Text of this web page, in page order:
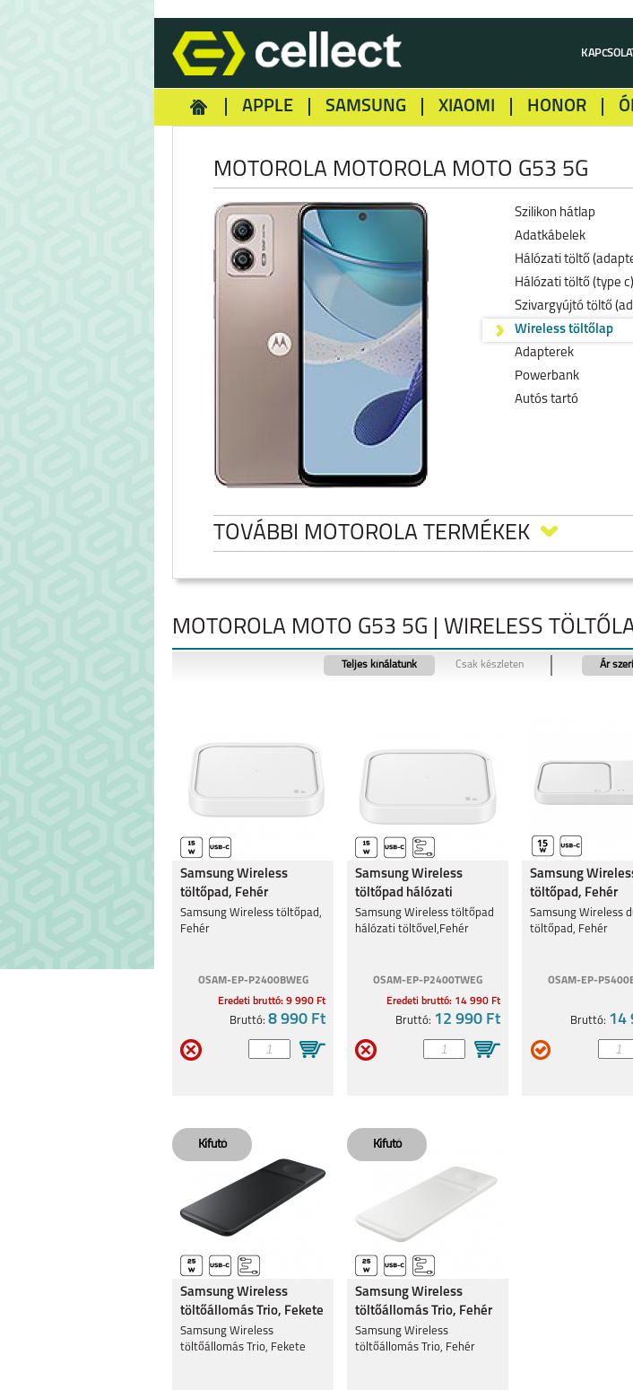
APPLE SAMSUNG XIAOMI HONOR
MOTOROLA MOTOROLA MOTO G53 5G
Szilikon hátlap
Adatkábelek
Hálózati töltő
Hálózati töltő (type c)
Szivargyújtó töltő
Wireless töltőlap
Adapterek
Powerbank
Autós tartó
TOVÁBBI MOTOROLA TERMÉKEK
MOTOROLA MOTO
G34 5G
MOTOROLA G84 5G MOTOROLA G54 5G
MOTOROLA
G53 5G
5G
MOTOROLA MOTO G53 5G | WIRELESS
Teljes kínálatunk Csak készleten Ár
Samsung Wireless
töltőpad, Fehér
Samsung Wireless töltőpad,
Fehér
OSAM-EP-P2400BWEG
Eredeti bruttó: 9 990 Ft
Bruttó: 8 990 Ft
Samsung Wireless
töltőpad hálózati
töltővel,Fehér
Samsung Wireless töltőpad
hálózati töltővel,Fehér
OSAM-EP-P2400TWEG
Eredeti bruttó: 14 990 Ft
Bruttó: 12 990 Ft
Samsung
töltőpad, Fehér
Samsung Wireless
töltőpad, Fehér
OSAM-EP-
Bruttó: 14
Samsung Wireless
töltőállomás Trio, Fekete
Samsung Wireless
töltőállomás Trio, Fekete
Samsung Wireless
töltőállomás Trio, Fehér
Samsung Wireless
töltőállomás Trio, Fehér